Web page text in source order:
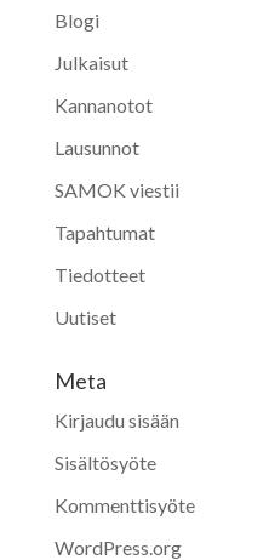
Blogi
Julkaisut
Kannanotot
Lausunnot
SAMOK viestii
Tapahtumat
Tiedotteet
Uutiset
Meta
Kirjaudu sisään
Sisältösyöte
Kommenttisyöte
WordPress.org